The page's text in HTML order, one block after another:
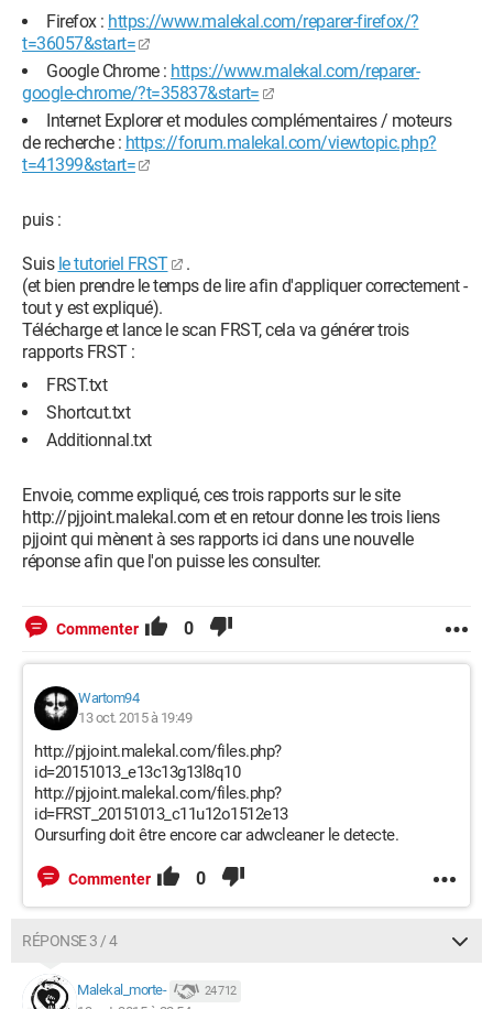
Firefox : https://www.malekal.com/reparer-firefox/?
t=36057&start=
Google Chrome : https://www.malekal.com/reparer-
google-chrome/?t=35837&start=
Internet Explorer et modules complémentaires / moteurs
de recherche : https://forum.malekal.com/viewtopic.php?
t=41399&start=
puis :
Suis le tutoriel FRST
.
(et bien prendre le temps de lire afin d'appliquer correctement -
tout y est expliqué).
Télécharge et lance le scan FRST, cela va générer trois
rapports FRST :
FRST.txt
Shortcut.txt
Additionnal.txt
Envoie, comme expliqué, ces trois rapports sur le site
http://pjjoint.malekal.com et en retour donne les trois liens
pjjoint qui mènent à ses rapports ici dans une nouvelle
réponse afin que l'on puisse les consulter.
Commenter 0
Wartom94
13 oct. 2015 à 19:49
http://pjjoint.malekal.com/files.php?
id=20151013_e13c13g13l8q10
http://pjjoint.malekal.com/files.php?
id=FRST_20151013_c11u12o1512e13
Oursurfing doit être encore car adwcleaner le detecte.
Commenter 0
RÉPONSE 3 / 4
Malekal_morte- 24 712